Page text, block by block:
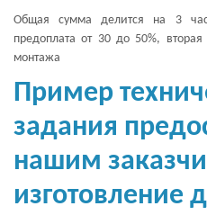
Общая сумма делится на 3
предоплата от 30 до 50%,
монтажа
Пример
задания
нашим
изготовление